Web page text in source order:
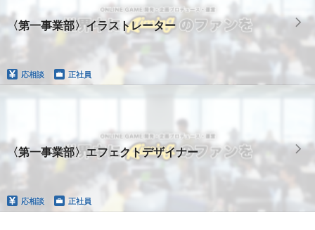
〈第一事業部〉イラストレーター
応相談 正社員
〈第一事業部〉エフェクトデザイナー
応相談 正社員